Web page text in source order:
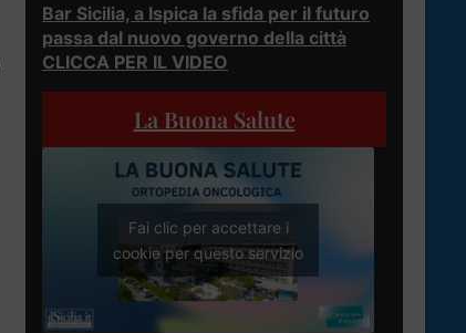
Bar Sicilia, a Ispica la sfida per il futuro
passa dal nuovo governo della città
CLICCA PER IL VIDEO
La Buona Salute
Fai clic per accettare i
cookie per questo servizio